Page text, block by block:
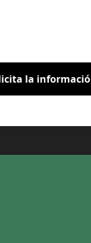
la informació